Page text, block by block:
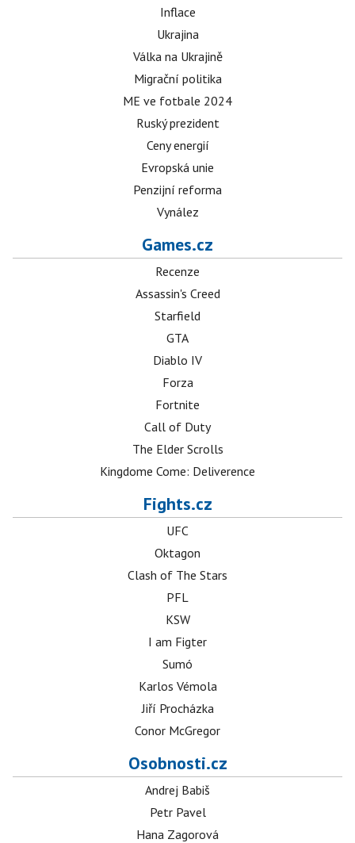
Inflace
Ukrajina
Válka na Ukrajině
Migrační politika
ME ve fotbale 2024
Ruský prezident
Ceny energií
Evropská unie
Penzijní reforma
Vynález
Games.cz
Recenze
Assassin's Creed
Starfield
GTA
Diablo IV
Forza
Fortnite
Call of Duty
The Elder Scrolls
Kingdome Come: Deliverence
Fights.cz
UFC
Oktagon
Clash of The Stars
PFL
KSW
I am Figter
Sumó
Karlos Vémola
Jiří Procházka
Conor McGregor
Osobnosti.cz
Andrej Babiš
Petr Pavel
Hana Zagorová